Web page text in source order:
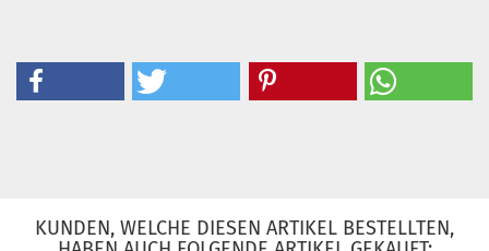
KUNDEN, WELCHE DIESEN ARTIKEL BESTELLTEN,